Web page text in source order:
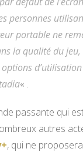
personnes
portable ne
la qualité du
« .
passante qui
autres
, qui ne